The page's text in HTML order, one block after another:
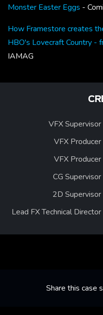
Monster Easter Eggs -
How Framestore creates
HBO's Lovecraft Country -
IAMAG
VFX Supervisor
VFX Producer
VFX Producer
CG Supervisor
2D Supervisor
Lead FX Technical Director
Share this case